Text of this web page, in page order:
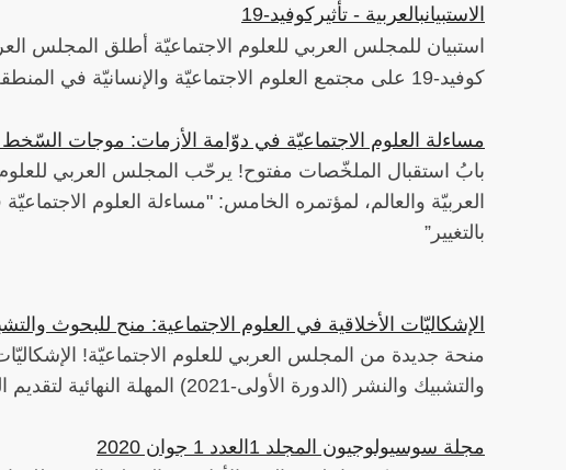
الاستبيانبالعربية - تأثيركوفيد-19
استبيان للمجلس العربي للعلوم الاجتماعيّة أطلق المجلس
كوفيد-19 على مجتمع العلوم الاجتماعيّة والإنسانيّة في المنطقة العربيّة"
مساءلة العلوم الاجتماعيّة في دوّامة الأزمات: موجات السّخط
بابُ استقبال الملخّصات مفتوح! يرحّب المجلس العربي
العربيّة والعالم، لمؤتمره الخامس: "مساءلة العلوم
بالتغيير‫”
الإشكاليّات الأخلاقية في العلوم الاجتماعية: منح للبحوث
منحة جديدة من المجلس العربي للعلوم الاجتماعيّة!
والتشبيك والنشر (الدورة الأولى-2021) المهلة النهائية لتقديم الطلبات: 15 تشرين الأول/أكتوبر 2020
مجلة سوسيولوجيون المجلد 1العدد 1 جوان 2020